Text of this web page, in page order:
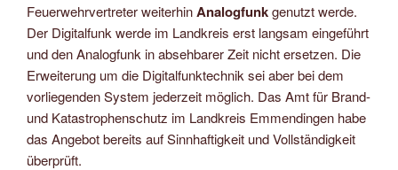
Feuerwehrvertreter weiterhinAnalogfunkgenutzt werde.
Der Digitalfunk werde im Landkreis erst langsam eingeführt
und den Analogfunk in absehbarer Zeit nicht ersetzen. Die
Erweiterung um die Digitalfunktechnik sei aber bei dem
vorliegenden System jederzeit möglich. Das Amt für Brand-
und Katastrophenschutz im Landkreis Emmendingen habe
das Angebot bereits auf Sinnhaftigkeit und Vollständigkeit
überprüft.